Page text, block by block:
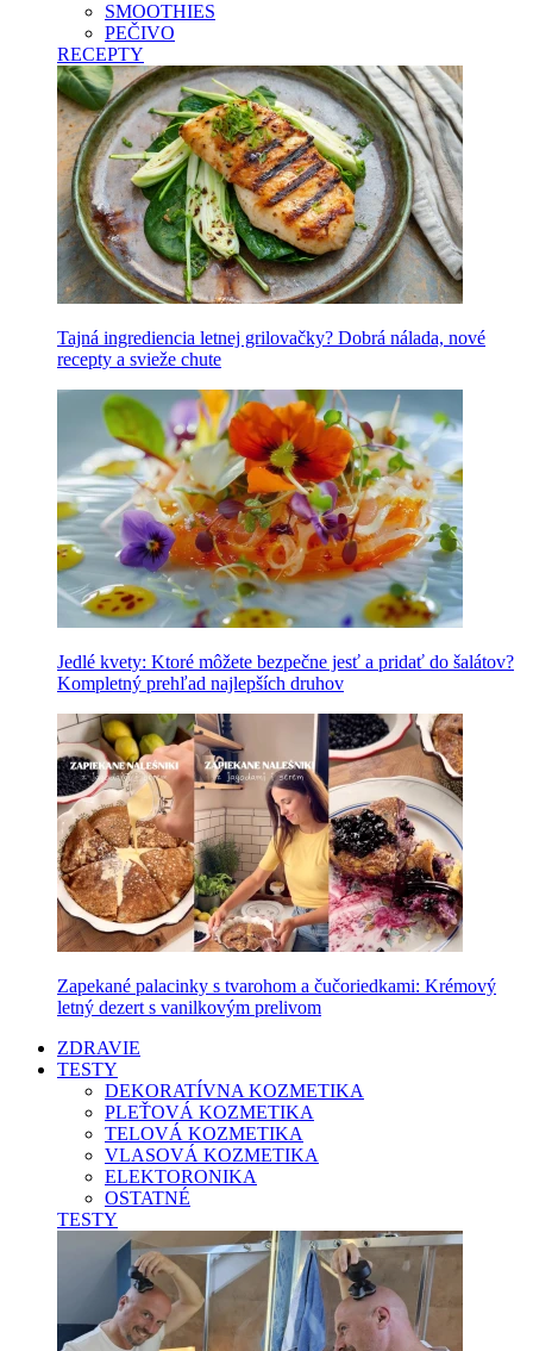
SMOOTHIES
PEČIVO
RECEPTY
Tajná ingrediencia letnej grilovačky? Dobrá nálada, nové
recepty a svieže chute
Jedlé kvety: Ktoré môžete bezpečne jesť a pridať do šalátov?
Kompletný prehľad najlepších druhov
Zapekané palacinky s tvarohom a čučoriedkami: Krémový
letný dezert s vanilkovým prelivom
ZDRAVIE
TESTY
DEKORATÍVNA KOZMETIKA
PLEŤOVÁ KOZMETIKA
TELOVÁ KOZMETIKA
VLASOVÁ KOZMETIKA
ELEKTORONIKA
OSTATNÉ
TESTY